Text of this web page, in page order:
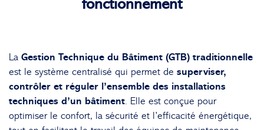
fonctionnement
La Gestion Technique du Bâtiment (GTB) traditionnelle
est le système centralisé qui permet de superviser,
contrôler et réguler l’ensemble des installations
techniques d’un bâtiment. Elle est conçue pour
optimiser le confort, la sécurité et l’efficacité énergétique,